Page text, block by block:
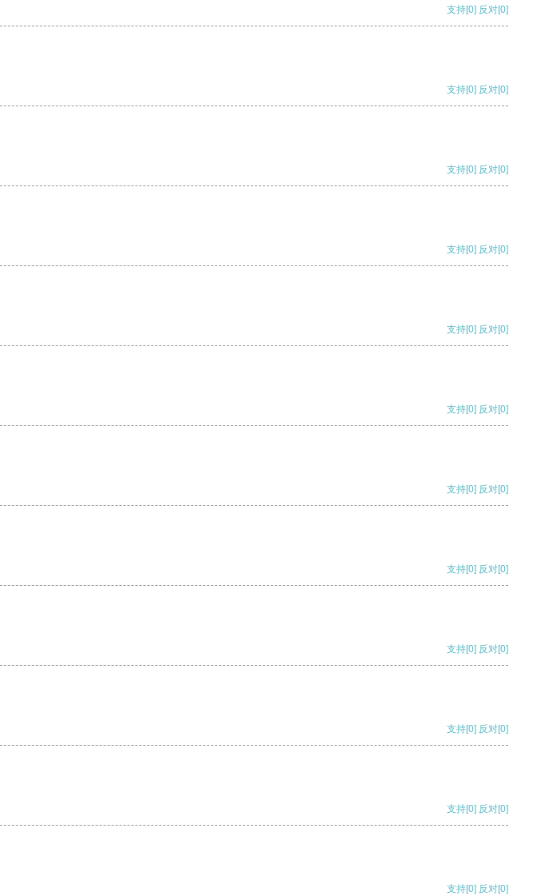
支持[0] 反对[0]
支持[0] 反对[0]
支持[0] 反对[0]
支持[0] 反对[0]
支持[0] 反对[0]
支持[0] 反对[0]
支持[0] 反对[0]
支持[0] 反对[0]
支持[0] 反对[0]
支持[0] 反对[0]
支持[0] 反对[0]
支持[0] 反对[0]